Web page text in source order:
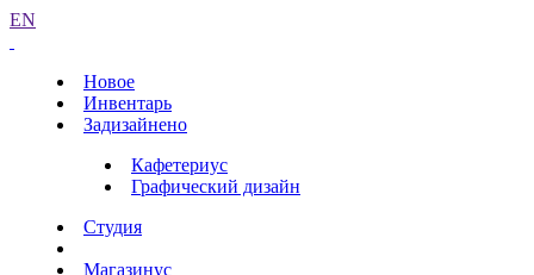
EN
Новое
Инвентарь
Задизайнено
Кафетериус
Графический дизайн
Студия
Магазинус